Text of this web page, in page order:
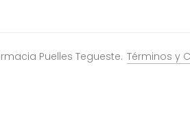
Puelles Tegueste. Términos y